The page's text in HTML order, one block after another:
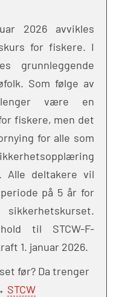
2026 avvikles
for fiskere. I
grunnleggende
Som følge av
være en
fiskere, men det
for alle som
Alle deltakere vil
på 5 år for
til STCW-F-
1. januar 2026.
før? Da trenger
STCW